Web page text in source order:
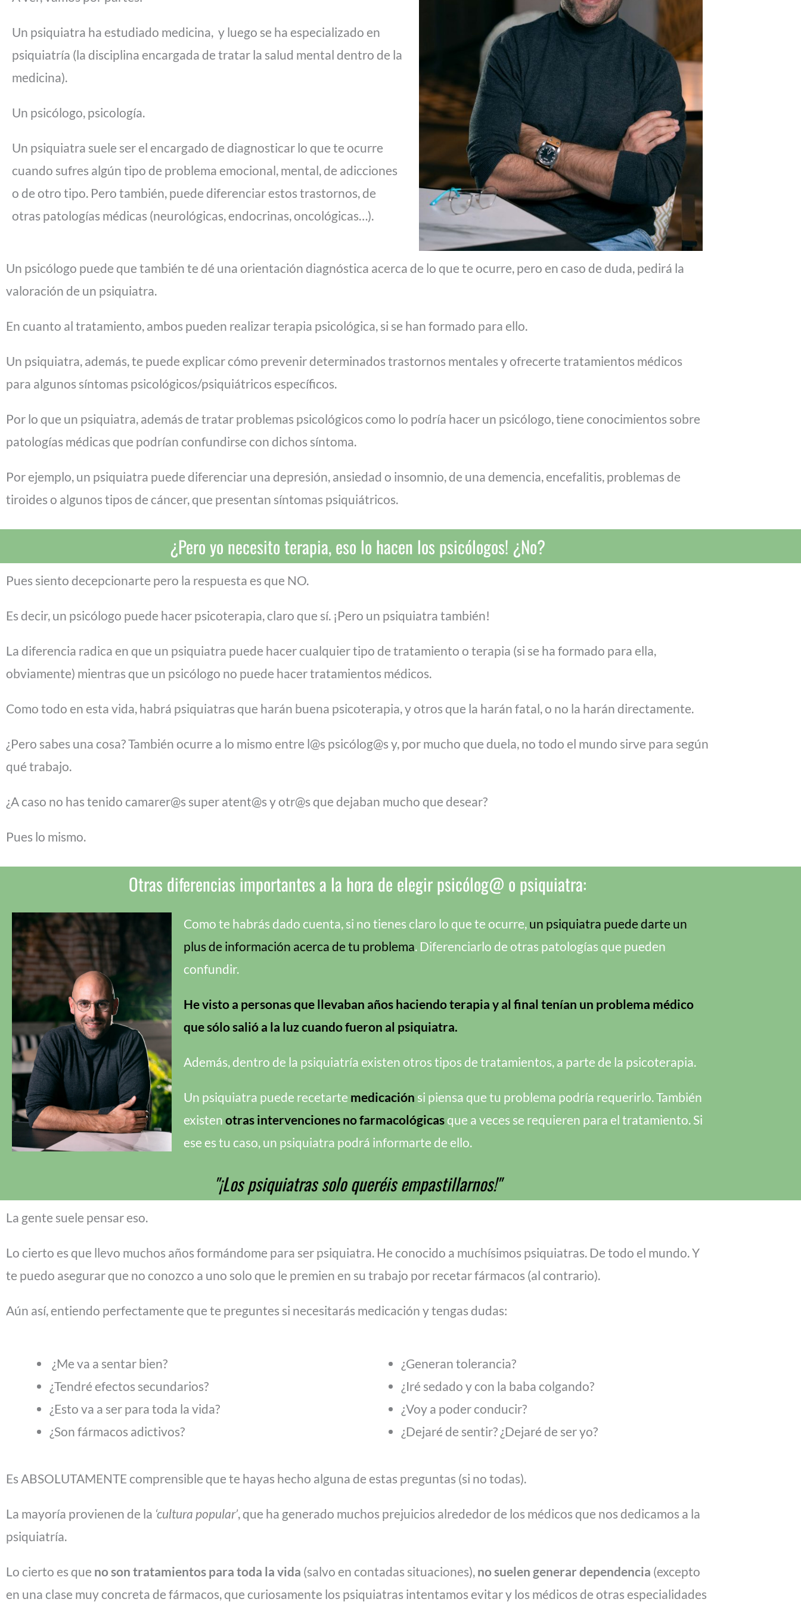
Un psiquiatra ha estudiado medicina, y luego se ha especializado en
psiquiatría (la disciplina encargada de tratar la salud mental dentro de la
medicina).
Un psicólogo, psicología.
Un psiquiatra suele ser el encargado de diagnosticar lo que te ocurre
cuando sufres algún tipo de problema emocional, mental, de adicciones
o de otro tipo. Pero también, puede diferenciar estos trastornos, de
otras patologías médicas (neurológicas, endocrinas, oncológicas…).
Un psicólogo puede que también te dé una orientación diagnóstica acerca de lo que te ocurre, pero en caso de duda, pedirá la
valoración de un psiquiatra.
En cuanto al tratamiento, ambos pueden realizar terapia psicológica, si se han formado para ello.
Un psiquiatra, además, te puede explicar cómo prevenir determinados trastornos mentales y ofrecerte tratamientos médicos
para algunos síntomas psicológicos/psiquiátricos específicos.
Por lo que un psiquiatra, además de tratar problemas psicológicos como lo podría hacer un psicólogo, tiene conocimientos sobre
patologías médicas que podrían confundirse con dichos síntoma.
Por ejemplo, un psiquiatra puede diferenciar una depresión, ansiedad o insomnio, de una demencia, encefalitis, problemas de
tiroides o algunos tipos de cáncer, que presentan síntomas psiquiátricos.
¿Pero yo necesito terapia, eso lo hacen los psicólogos! ¿No?
Pues siento decepcionarte pero la respuesta es que NO.
Es decir, un psicólogo puede hacer psicoterapia, claro que sí. ¡Pero un psiquiatra también!
La diferencia radica en que un psiquiatra puede hacer cualquier tipo de tratamiento o terapia (si se ha formado para ella,
obviamente) mientras que un psicólogo no puede hacer tratamientos médicos.
Como todo en esta vida, habrá psiquiatras que harán buena psicoterapia, y otros que la harán fatal, o no la harán directamente.
¿Pero sabes una cosa? También ocurre a lo mismo entre l@s psicólog@s y, por mucho que duela, no todo el mundo sirve para según
qué trabajo.
¿A caso no has tenido camarer@s super atent@s y otr@s que dejaban mucho que desear?
Pues lo mismo.
Otras diferencias importantes a la hora de elegir psicólog@ o psiquiatra:
Como te habrás dado cuenta, si no tienes claro lo que te ocurre, un psiquiatra puede darte un
plus de información acerca de tu problema. Diferenciarlo de otras patologías que pueden
confundir.
He visto a personas que llevaban años haciendo terapia y al final tenían un problema médico
que sólo salió a la luz cuando fueron al psiquiatra.
Además, dentro de la psiquiatría existen otros tipos de tratamientos, a parte de la psicoterapia.
Un psiquiatra puede recetarte medicación si piensa que tu problema podría requerirlo. También
existen otras intervenciones no farmacológicasque a veces se requieren para el tratamiento. Si
ese es tu caso, un psiquiatra podrá informarte de ello.
"¡Los psiquiatras solo queréis empastillarnos!"
La gente suele pensar eso.
Lo cierto es que llevo muchos años formándome para ser psiquiatra. He conocido a muchísimos psiquiatras. De todo el mundo. Y
te puedo asegurar que no conozco a uno solo que le premien en su trabajo por recetar fármacos (al contrario).
Aún así, entiendo perfectamente que te preguntes si necesitarás medicación y tengas dudas:
¿Me va a sentar bien?
¿Tendré efectos secundarios?
¿Esto va a ser para toda la vida?
¿Son fármacos adictivos?
¿Generan tolerancia?
¿Iré sedado y con la baba colgando?
¿Voy a poder conducir?
¿Dejaré de sentir? ¿Dejaré de ser yo?
Es ABSOLUTAMENTE comprensible que te hayas hecho alguna de estas preguntas (si no todas).
La mayoría provienen de la ‘cultura popular’, que ha generado muchos prejuicios alrededor de los médicos que nos dedicamos a la
psiquiatría.
Lo cierto es que no son tratamientos para toda la vida (salvo en contadas situaciones), no suelen generar dependencia (excepto
en una clase muy concreta de fármacos, que curiosamente los psiquiatras intentamos evitar y los médicos de otras especialidades